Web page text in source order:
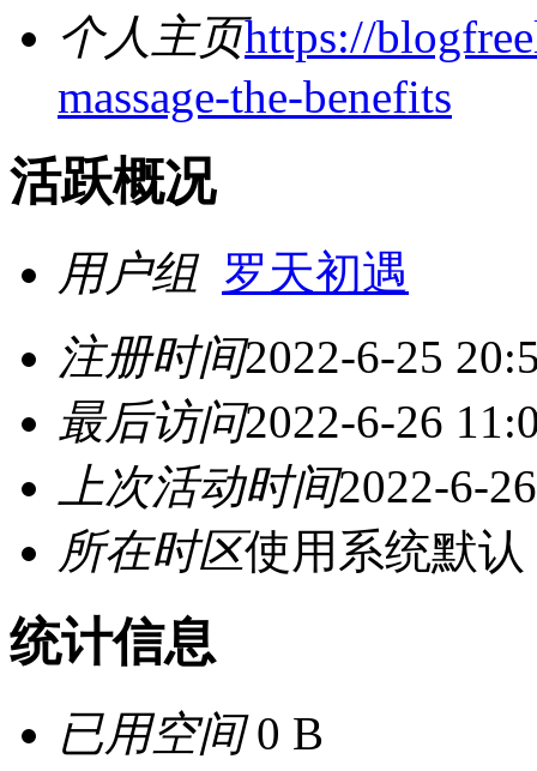
个人主页https://
massage-the-benefits
活跃概况
用户组 罗天初遇
注册时间2022-6-25
最后访问2022-6-26
上次活动时间2022-6-
所在时区使用系统默认
统计信息
已用空间0 B